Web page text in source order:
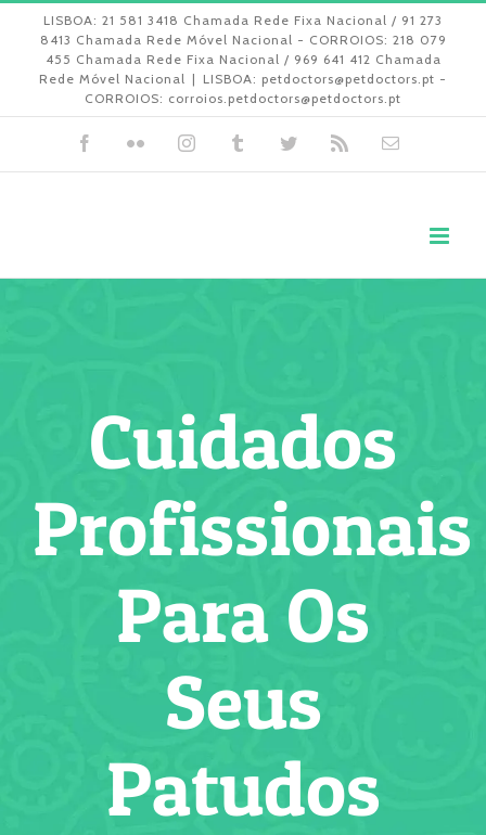
content
LISBOA: 21 581 3418 Chamada Rede Fixa Nacional / 91 273
8413 Chamada Rede Móvel Nacional - CORROIOS: 218 079
455 Chamada Rede Fixa Nacional / 969 641 412 Chamada
Rede Móvel Nacional | LISBOA: petdoctors@petdoctors.pt -
CORROIOS: corroios.petdoctors@petdoctors.pt
FacebookFlickr InstagramTumblrTwitter
Email
mas
Cuidados
Profissionais
Para Os
Seus
Patudos